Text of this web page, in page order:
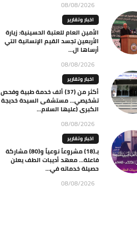
08/08/2026
اخبار وتقارير
الأمين العام للعتبة الحسينية: زيارة
الأربعين تجسد القيم الإنسانية التي
أرساها ال...
08/08/2026
اخبار وتقارير
أكثر من (37) ألف خدمة طبية وفحص
تشخيصي… مستشفى السيدة خديجة
الكبرى (عليها السلام...
08/08/2026
اخبار وتقارير
بـ(18) مشروعاً نوعياً و(80) مشاركة
فاعلة… معهد أديبات الطف يعلن
حصيلة خدماته في...
08/08/2026